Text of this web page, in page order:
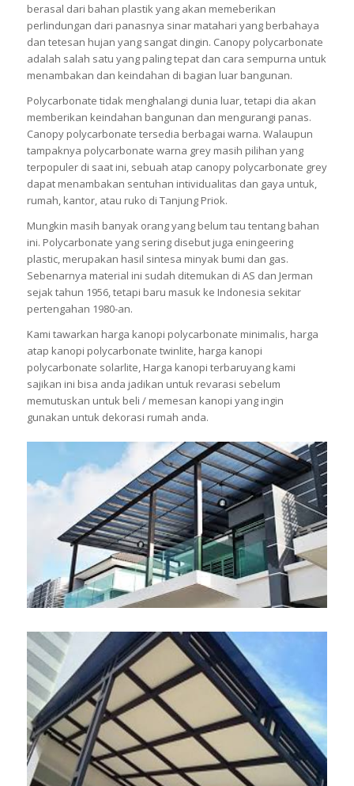
berasal dari bahan plastik yang akan memeberikan
perlindungan dari panasnya sinar matahari yang berbahaya
dan tetesan hujan yang sangat dingin. Canopy polycarbonate
adalah salah satu yang paling tepat dan cara sempurna untuk
menambakan dan keindahan di bagian luar bangunan.
Polycarbonate tidak menghalangi dunia luar, tetapi dia akan
memberikan keindahan bangunan dan mengurangi panas.
Canopy polycarbonate tersedia berbagai warna. Walaupun
tampaknya polycarbonate warna grey masih pilihan yang
terpopuler di saat ini, sebuah atap canopy polycarbonate grey
dapat menambakan sentuhan intividualitas dan gaya untuk,
rumah, kantor, atau ruko di Tanjung Priok.
Mungkin masih banyak orang yang belum tau tentang bahan
ini. Polycarbonate yang sering disebut juga eningeering
plastic, merupakan hasil sintesa minyak bumi dan gas.
Sebenarnya material ini sudah ditemukan di AS dan Jerman
sejak tahun 1956, tetapi baru masuk ke Indonesia sekitar
pertengahan 1980-an.
Kami tawarkan harga kanopi polycarbonate minimalis, harga
atap kanopi polycarbonate twinlite, harga kanopi
polycarbonate solarlite, Harga kanopi terbaruyang kami
sajikan ini bisa anda jadikan untuk revarasi sebelum
memutuskan untuk beli / memesan kanopi yang ingin
gunakan untuk dekorasi rumah anda.